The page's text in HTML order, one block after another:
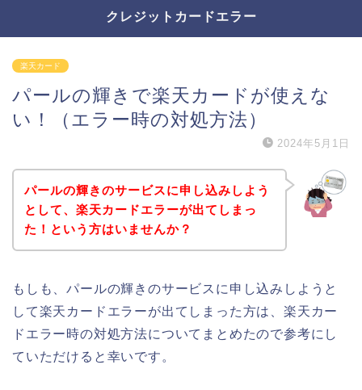
クレジットカードエラー
楽天カード
パールの輝きで楽天カードが使えな
い！（エラー時の対処方法）
2024年5月1日
パールの輝きのサービスに申し込みしよう
として、楽天カードエラーが出てしまっ
た！という方はいませんか？
もしも、パールの輝きのサービスに申し込みしようと
して楽天カードエラーが出てしまった方は、楽天カー
ドエラー時の対処方法についてまとめたので参考にし
ていただけると幸いです。